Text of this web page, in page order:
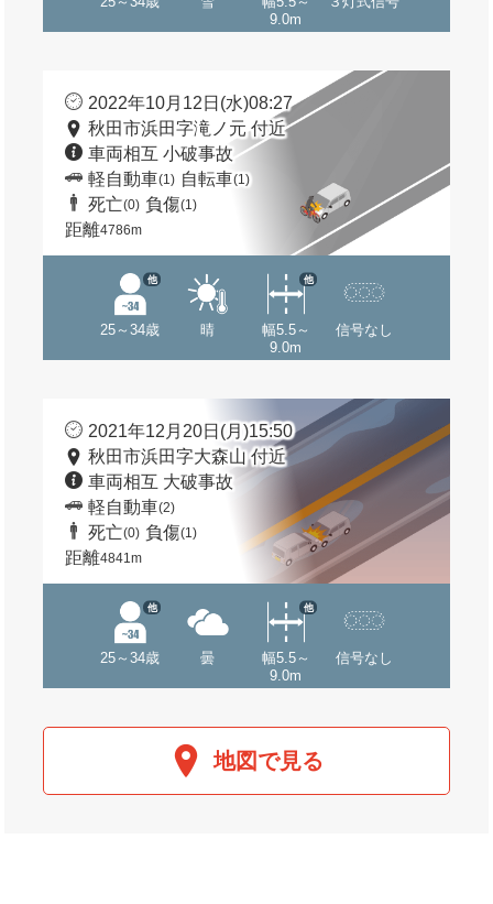
9.0m
2022年10月12日(水)08:27
秋田市浜田字滝ノ元 付近
車両相互 小破事故
軽自動車(1) 自転車(1)
死亡(0) 負傷(1)
距離4786m
25～34歳
他
晴
幅5.5～
9.0m
他
信号なし
2021年12月20日(月)15:50
秋田市浜田字大森山 付近
車両相互 大破事故
軽自動車(2)
死亡(0) 負傷(1)
距離4841m
25～34歳
他
曇
幅5.5～
9.0m
他
信号なし
地図で見る